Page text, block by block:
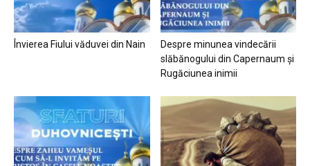
Învierea Fiului văduvei din Nain
Despre minunea vindecării
slăbănogului din Capernaum și
Rugăciunea inimii